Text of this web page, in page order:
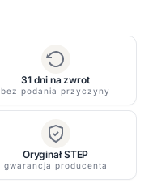
31 dni na zwrot
bez podania przyczyny
Oryginał STEP
gwarancja producenta